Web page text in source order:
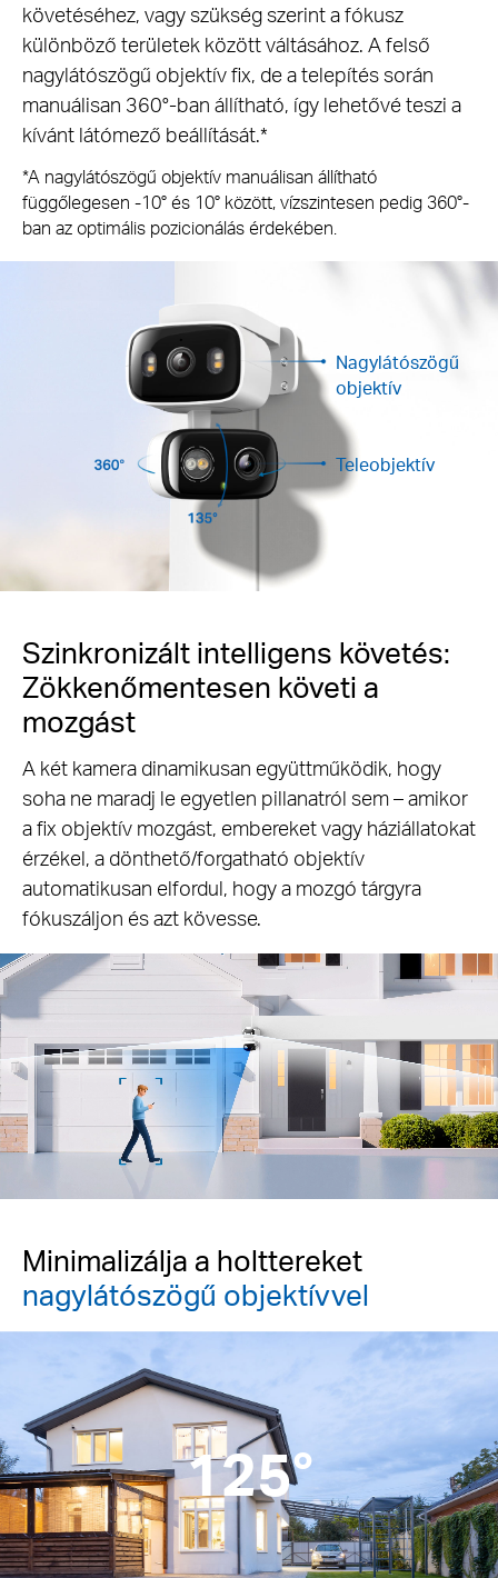
követéséhez, vagy szükség szerint a fókusz
különböző területek között váltásához. A felső
nagylátószögű objektív fix, de a telepítés során
manuálisan 360°-ban állítható, így lehetővé teszi a
kívánt látómező beállítását.*
*A nagylátószögű objektív manuálisan állítható
függőlegesen -10° és 10° között, vízszintesen pedig 360°-
ban az optimális pozicionálás érdekében.
Nagylátószögű
objektív
Teleobjektív
Szinkronizált intelligens követés:
Zökkenőmentesen követi a
mozgást
A két kamera dinamikusan együttműködik, hogy
soha ne maradj le egyetlen pillanatról sem – amikor
a fix objektív mozgást, embereket vagy háziállatokat
érzékel, a dönthető/forgatható objektív
automatikusan elfordul, hogy a mozgó tárgyra
fókuszáljon és azt kövesse.
Pause
Minimalizálja a holttereket
nagylátószögű objektívvel
125°